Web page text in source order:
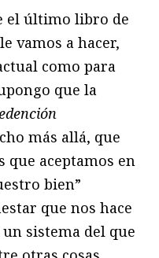
el último libro de
vamos a hacer,
como para
que la
más allá, que
que aceptamos en
bien”
que nos hace
sistema del que